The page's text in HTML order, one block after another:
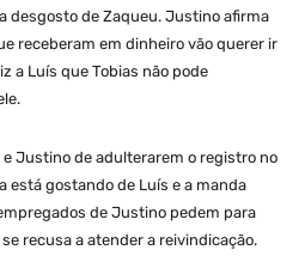
desgosto de Zaqueu. Justino afirma
receberam em dinheiro vão querer ir
a Luís que Tobias não pode
e Justino de adulterarem o registro no
está gostando de Luís e a manda
de Justino pedem para
recusa a atender a reivindicação.